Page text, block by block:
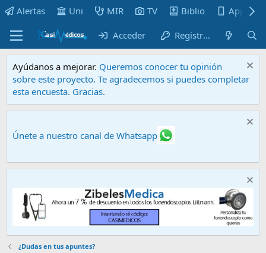
Alertas Uni MIR TV Biblio Apps
Acceder Registrarse
Ayúdanos a mejorar. Queremos conocer tu opinión
sobre este proyecto. Te agradecemos si puedes completar
esta encuesta. Gracias.
Únete a nuestro canal de Whatsapp
¿Dudas en tus apuntes?